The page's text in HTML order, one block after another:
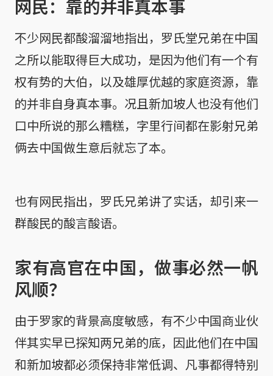
网民：靠的并非真本事
不少网民都酸溜溜地指出，罗氏堂兄弟在中国
之所以能取得巨大成功，是因为他们有一个有
权有势的大伯，以及雄厚优越的家庭资源，靠
的并非自身真本事。况且新加坡人也没有他们
口中所说的那么糟糕，字里行间都在影射兄弟
俩去中国做生意后就忘了本。
也有网民指出，罗氏兄弟讲了实话，却引来一
群酸民的酸言酸语。
家有高官在中国，做事必然一帆
风顺？
由于罗家的背景高度敏感，有不少中国商业伙
伴其实早已探知两兄弟的底，因此他们在中国
和新加坡都必须保持非常低调、凡事都得特别